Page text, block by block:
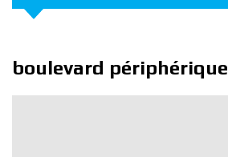
boulevard périphérique